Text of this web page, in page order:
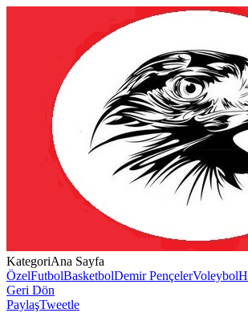
KategoriAna Sayfa
ÖzelFutbolBasketbolDemir PençelerVoleybol
Geri Dön
PaylaşTweetle